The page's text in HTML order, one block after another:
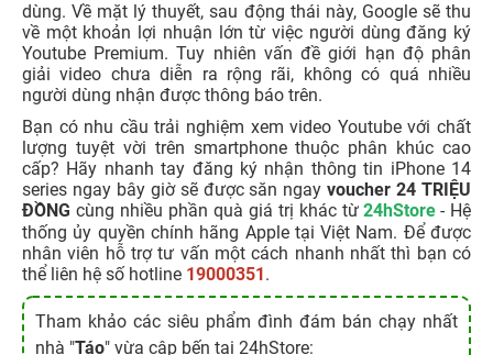
dùng. Về mặt lý thuyết, sau động thái này, Google sẽ thu
về một khoản lợi nhuận lớn từ việc người dùng đăng ký
Youtube Premium. Tuy nhiên vấn đề giới hạn độ phân
giải video chưa diễn ra rộng rãi, không có quá nhiều
người dùng nhận được thông báo trên.
Bạn có nhu cầu trải nghiệm xem video Youtube với chất
lượng tuyệt vời trên smartphone thuộc phân khúc cao
cấp? Hãy nhanh tay đăng ký nhận thông tin iPhone 14
series ngay bây giờ sẽ được săn ngayvoucher 24 TRIỆU
ĐỒNG cùng nhiều phần quà giá trị khác từ 24hStore - Hệ
thống ủy quyền chính hãng Apple tại Việt Nam. Để được
nhân viên hỗ trợ tư vấn một cách nhanh nhất thì bạn có
thể liên hệ số hotline 19000351.
Tham khảo các siêu phẩm đình đám bán chạy nhất
nhà "Táo" vừa cập bến tại 24hStore: